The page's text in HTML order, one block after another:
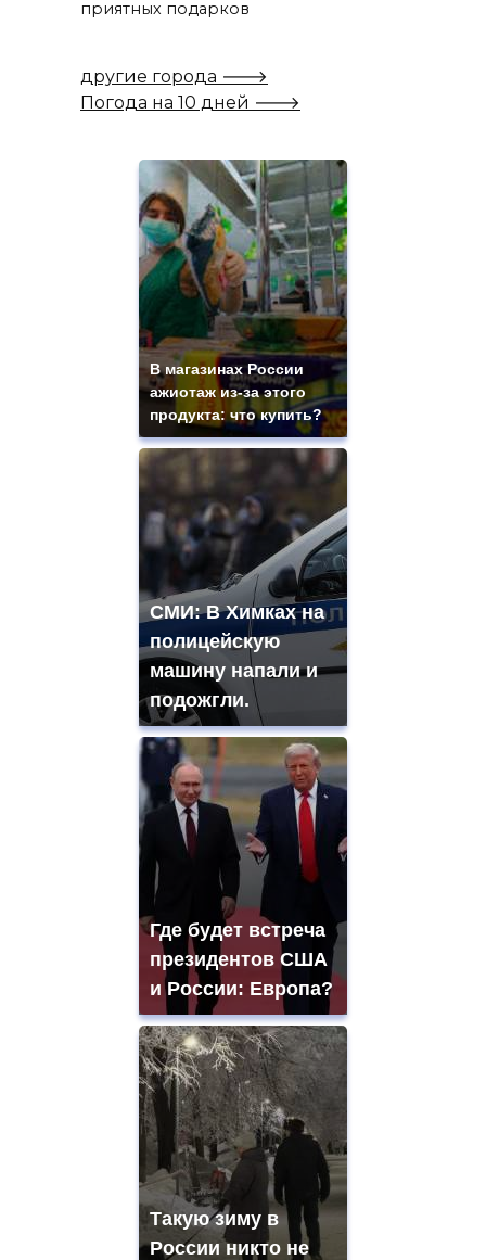
приятных подарков
другие города 🡒
Погода на 10 дней 🡒
В магазинах России
ажиотаж из-за этого
продукта: что купить?
СМИ: В Химках на
полицейскую
машину напали и
подожгли.
Где будет встреча
президентов США
и России: Европа?
Такую зиму в
России никто не